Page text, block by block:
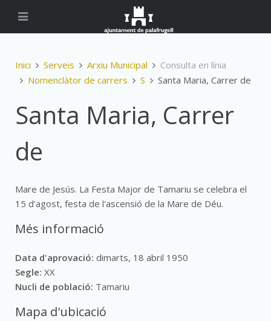
Inici Serveis Arxiu Municipal
Consulta en línia
Nomenclàtor de carrers
S Santa Maria, Carrer de
Santa Maria, Carrer
de
Mare de Jesús. La Festa Major de Tamariu se celebra el
15 d'agost, festa de l'ascensió de la Mare de Déu.
Més informació
Data d'aprovació: dimarts, 18 abril 1950
Segle: XX
Nucli de població: Tamariu
Mapa d'ubicació